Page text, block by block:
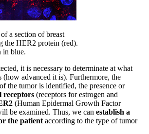
a section of breast
the HER2 protein (red).
in blue.
it is necessary to determinate at what
(how advanced it is). Furthermore, the
of the tumor is identified, the presence or
receptors (receptors for estrogen and
(Human Epidermal Growth Factor
be examined. Thus, we can establish a
the patient according to the type of tumor